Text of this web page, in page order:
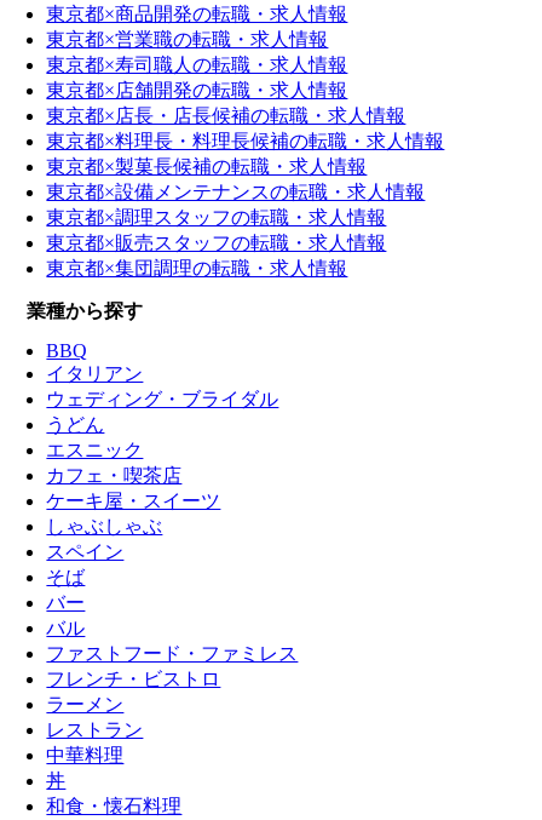
東京都×商品開発の転職・求人情報
東京都×営業職の転職・求人情報
東京都×寿司職人の転職・求人情報
東京都×店舗開発の転職・求人情報
東京都×店長・店長候補の転職・求人情報
東京都×料理長・料理長候補の転職・求人情報
東京都×製菓長候補の転職・求人情報
東京都×設備メンテナンスの転職・求人情報
東京都×調理スタッフの転職・求人情報
東京都×販売スタッフの転職・求人情報
東京都×集団調理の転職・求人情報
業種から探す
BBQ
イタリアン
ウェディング・ブライダル
うどん
エスニック
カフェ・喫茶店
ケーキ屋・スイーツ
しゃぶしゃぶ
スペイン
そば
バー
バル
ファストフード・ファミレス
フレンチ・ビストロ
ラーメン
レストラン
中華料理
丼
和食・懐石料理